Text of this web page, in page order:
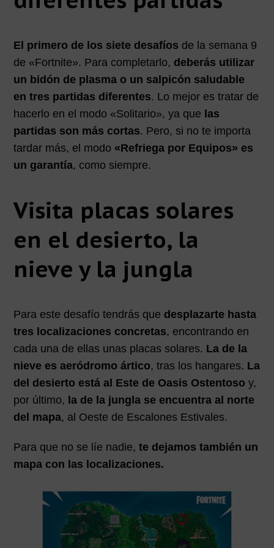
El primero de los siete desafíos de la semana 9
de «Fortnite». Para completarlo, deberás utilizar
un bidón de plasma o un salpicón saludable
en tres partidas diferentes. Lo mejor es tratar de
hacerlo en el modo «Solitario», ya que las
partidas son más cortas. Pero, si no te importa
tardar más, el modo «Refriega por Equipos» es
un garantía, como siempre.
Visita placas solares
en el desierto, la
nieve y la jungla
Para este desafío tendrás que desplazarte hasta
tres localizaciones concretas, encontrando en
cada una de ellas unas placas solares. La de la
nieve es aeródromo ártico, tras los hangares. La
del desierto está al Este de Oasis Ostentosoy,
por último, la de la jungla se encuentra al norte
del mapa, al Oeste de Escalones Estivales.
Para que no se líe nadie,te dejamos también un
mapa con las localizaciones.